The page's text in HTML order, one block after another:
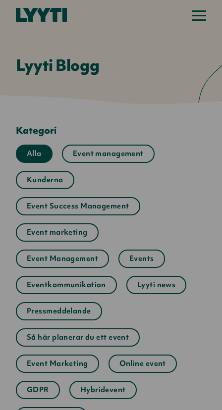
Lyyti Blogg
Kategori
Alla Event management
Kunderna
Event Success Management
Event marketing
Event Management Events
Eventkommunikation Lyyti news
Pressmeddelande
Så här planerar du ett event
Event Marketing Online event
GDPR Hybridevent